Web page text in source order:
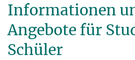
Informationen
Angebote für
Schüler